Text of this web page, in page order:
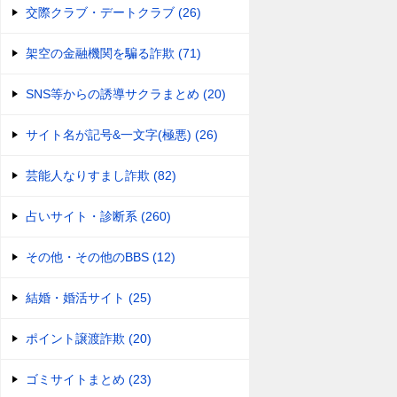
交際クラブ・デートクラブ (26)
架空の金融機関を騙る詐欺 (71)
SNS等からの誘導サクラまとめ (20)
サイト名が記号&一文字(極悪) (26)
芸能人なりすまし詐欺 (82)
占いサイト・診断系 (260)
その他・その他のBBS (12)
結婚・婚活サイト (25)
ポイント譲渡詐欺 (20)
ゴミサイトまとめ (23)